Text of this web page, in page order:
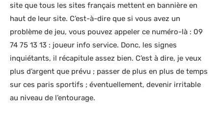
site que tous les sites français mettent en bannière en
haut de leur site. C’est-à-dire que si vous avez un
problème de jeu, vous pouvez appeler ce numéro-là : 09
74 75 13 13 : joueur info service. Donc, les signes
inquiétants, il récapitule assez bien. C’est à dire, je veux
plus d’argent que prévu ; passer de plus en plus de temps
sur ces paris sportifs ; éventuellement, devenir irritable
au niveau de l’entourage.